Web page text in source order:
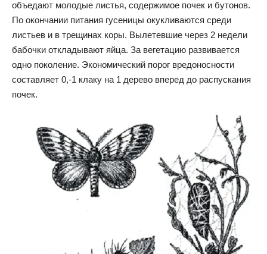
объедают молодые листья, содержимое почек и бутонов.
По окончании питания гусеницы окукливаются среди
листьев и в трещинах коры. Вылетевшие через 2 недели
бабочки откладывают яйца. За вегетацию развивается
одно поколение. Экономический порог вредоносности
составляет 0,-1 клаку на 1 дерево вперед до распускания
почек.